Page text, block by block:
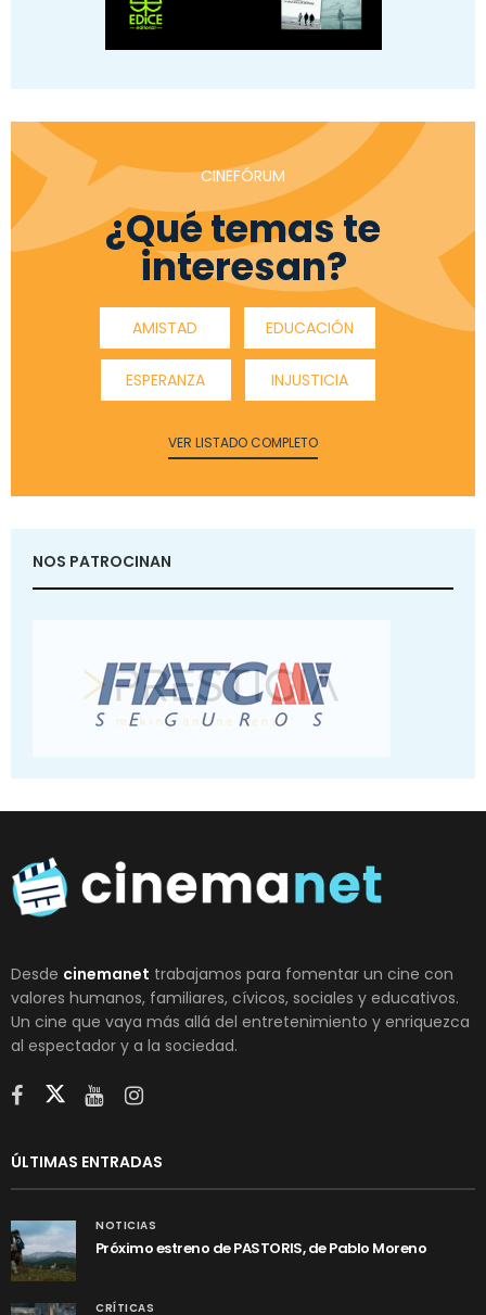
CINEFÓRUM
¿Qué temas te
interesan?
AMISTAD EDUCACIÓN
ESPERANZA INJUSTICIA
VER LISTADO COMPLETO
NOS PATROCINAN
Desde cinemanet trabajamos para fomentar un cine con
valores humanos, familiares, cívicos, sociales y educativos.
Un cine que vaya más allá del entretenimiento y enriquezca
al espectador y a la sociedad.
ÚLTIMAS ENTRADAS
NOTICIAS
Próximo estreno de PASTORIS, de Pablo Moreno
CRÍTICAS